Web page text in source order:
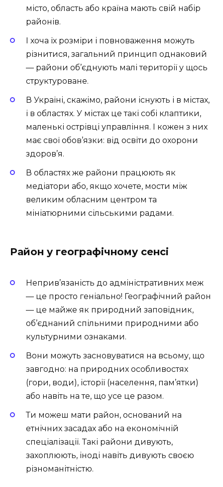
місто, область або країна мають свій набір
районів.
І хоча їх розміри і повноваження можуть
різнитися, загальний принцип однаковий
— райони об’єднують малі території у щось
структуроване.
В Україні, скажімо, райони існують і в містах,
і в областях. У містах це такі собі клаптики,
маленькі острівці управління. І кожен з них
має свої обов’язки: від освіти до охорони
здоров’я.
В областях же райони працюють як
медіатори або, якщо хочете, мости між
великим обласним центром та
мініатюрними сільськими радами.
Район у географічному сенсі
Неприв’язаність до адміністративних меж
— це просто геніально! Географічний район
— це майже як природний заповідник,
об’єднаний спільними природними або
культурними ознаками.
Вони можуть засновуватися на всьому, що
завгодно: на природних особливостях
(гори, води), історії (населення, пам’ятки)
або навіть на те, що усе це разом.
Ти можеш мати район, оснований на
етнічних засадах або на економічній
спеціалізації. Такі райони дивують,
захоплюють, іноді навіть дивують своєю
різноманітністю.